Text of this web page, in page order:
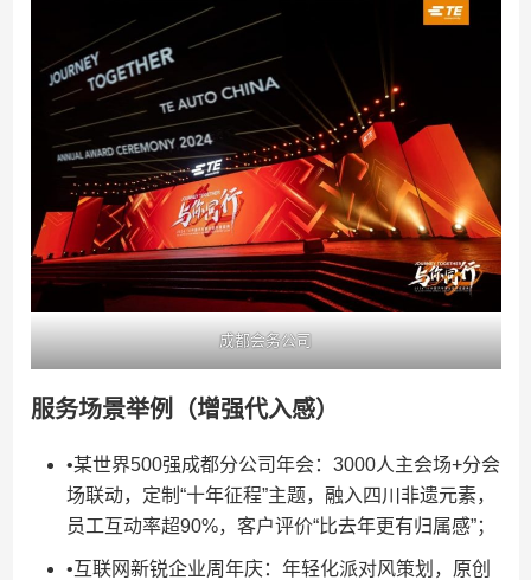
成都会务公司
​服务场景举例（增强代入感）​
•某世界500强成都分公司年会：3000人主会场+分会
场联动，定制“十年征程”主题，融入四川非遗元素，
员工互动率超90%，客户评价“比去年更有归属感”；
•互联网新锐企业周年庆：年轻化派对风策划，原创